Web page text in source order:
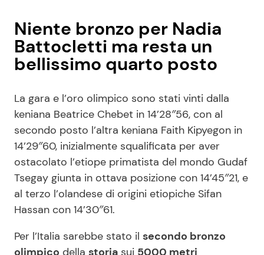
Niente bronzo per Nadia
Battocletti ma resta un
bellissimo quarto posto
La gara e l’oro olimpico sono stati vinti dalla
keniana Beatrice Chebet in 14’28″56, con al
secondo posto l’altra keniana Faith Kipyegon in
14’29″60, inizialmente squalificata per aver
ostacolato l’etiope primatista del mondo Gudaf
Tsegay giunta in ottava posizione con 14’45″21, e
al terzo l’olandese di origini etiopiche Sifan
Hassan con 14’30″61.
Per l’Italia sarebbe stato il secondo bronzo